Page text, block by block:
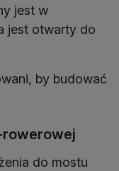
jest w
jest otwarty do
by budować
rowerowej
do mostu